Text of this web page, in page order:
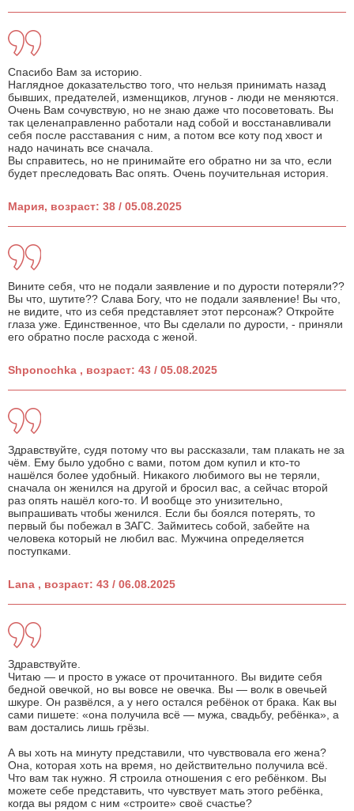
Спасибо Вам за историю.
Наглядное доказательство того, что нельзя принимать назад
бывших, предателей, изменщиков, лгунов - люди не меняются.
Очень Вам сочувствую, но не знаю даже что посоветовать. Вы
так целенаправленно работали над собой и восстанавливали
себя после расставания с ним, а потом все коту под хвост и
надо начинать все сначала.
Вы справитесь, но не принимайте его обратно ни за что, если
будет преследовать Вас опять. Очень поучительная история.
Мария, возраст: 38 / 05.08.2025
Вините себя, что не подали заявление и по дурости потеряли??
Вы что, шутите?? Слава Богу, что не подали заявление! Вы что,
не видите, что из себя представляет этот персонаж? Откройте
глаза уже. Единственное, что Вы сделали по дурости, - приняли
его обратно после расхода с женой.
Shponochka , возраст: 43 / 05.08.2025
Здравствуйте, судя потому что вы рассказали, там плакать не за
чём. Ему было удобно с вами, потом дом купил и кто-то
нашёлся более удобный. Никакого любимого вы не теряли,
сначала он женился на другой и бросил вас, а сейчас второй
раз опять нашёл кого-то. И вообще это унизительно,
выпрашивать чтобы женился. Если бы боялся потерять, то
первый бы побежал в ЗАГС. Займитесь собой, забейте на
человека который не любил вас. Мужчина определяется
поступками.
Lana , возраст: 43 / 06.08.2025
Здравствуйте.
Читаю — и просто в ужасе от прочитанного. Вы видите себя
бедной овечкой, но вы вовсе не овечка. Вы — волк в овечьей
шкуре. Он развёлся, а у него остался ребёнок от брака. Как вы
сами пишете: «она получила всё — мужа, свадьбу, ребёнка», а
вам достались лишь грёзы.
А вы хоть на минуту представили, что чувствовала его жена?
Она, которая хоть на время, но действительно получила всё.
Что вам так нужно. Я строила отношения с его ребёнком. Вы
можете себе представить, что чувствует мать этого ребёнка,
когда вы рядом с ним «строите» своё счастье?